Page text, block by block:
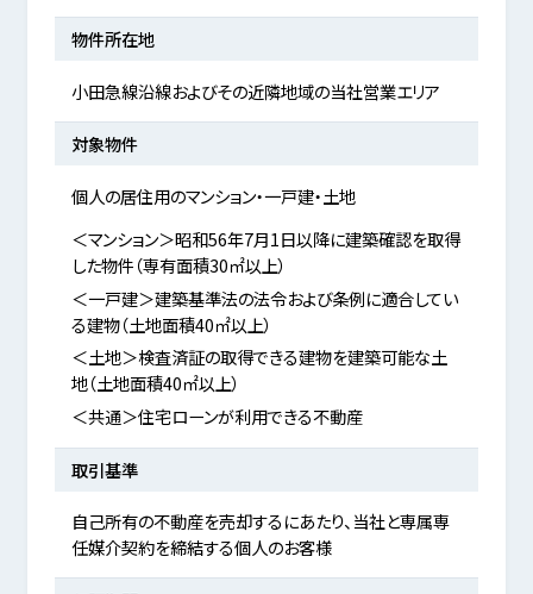
物件所在地
小田急線沿線およびその近隣地域の当社営業エリア
対象物件
個人の居住用のマンション・一戸建・土地
＜マンション＞昭和56年7月1日以降に建築確認を取得
した物件（専有面積30㎡以上）
＜一戸建＞建築基準法の法令および条例に適合してい
る建物（土地面積40㎡以上）
＜土地＞検査済証の取得できる建物を建築可能な土
地（土地面積40㎡以上）
＜共通＞住宅ローンが利用できる不動産
取引基準
自己所有の不動産を売却するにあたり、当社と専属専
任媒介契約を締結する個人のお客様